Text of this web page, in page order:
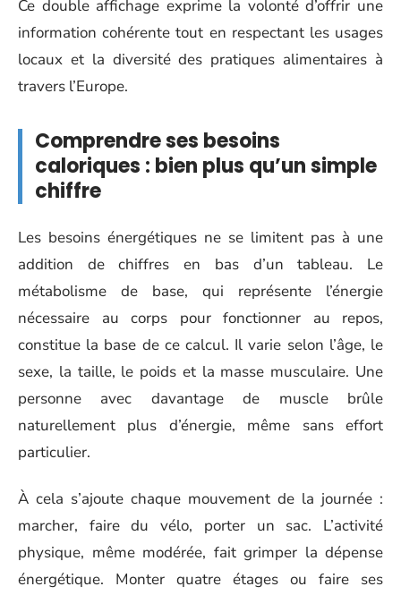
Ce double affichage exprime la volonté d’offrir une
information cohérente tout en respectant les usages
locaux et la diversité des pratiques alimentaires à
travers l’Europe.
Comprendre ses besoins
caloriques : bien plus qu’un simple
chiffre
Les besoins énergétiques ne se limitent pas à une
addition de chiffres en bas d’un tableau. Le
métabolisme de base, qui représente l’énergie
nécessaire au corps pour fonctionner au repos,
constitue la base de ce calcul. Il varie selon l’âge, le
sexe, la taille, le poids et la masse musculaire. Une
personne avec davantage de muscle brûle
naturellement plus d’énergie, même sans effort
particulier.
À cela s’ajoute chaque mouvement de la journée :
marcher, faire du vélo, porter un sac. L’activité
physique, même modérée, fait grimper la dépense
énergétique. Monter quatre étages ou faire ses